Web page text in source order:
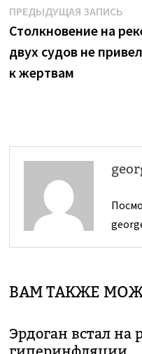
Навигация
по
записям
ПРЕДЫДУЩАЯ ЗАПИСЬ
Столкновение на
двух судов не
к жертвам
ВАМ ТАКЖЕ
Эрдоган встал на